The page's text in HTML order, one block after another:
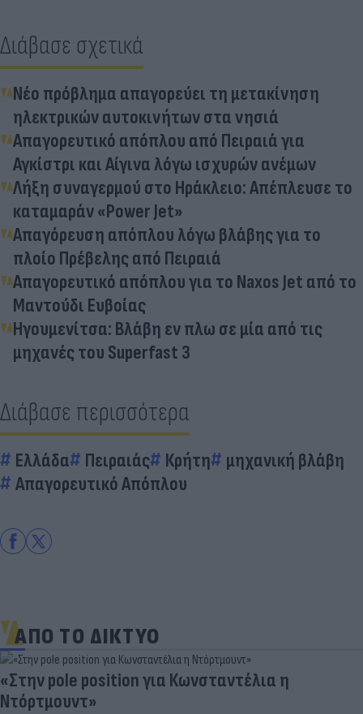
Διάβασε σχετικά
Νέο πρόβλημα απαγορεύει τη μετακίνηση
ηλεκτρικών αυτοκινήτων στα νησιά
Απαγορευτικό απόπλου από Πειραιά για
Αγκίστρι και Αίγινα λόγω ισχυρών ανέμων
Λήξη συναγερμού στο Ηράκλειο: Απέπλευσε το
καταμαράν «Power Jet»
Απαγόρευση απόπλου λόγω βλάβης για το
πλοίο Πρέβελης από Πειραιά
Απαγορευτικό απόπλου για το Naxos Jet από το
Μαντούδι Ευβοίας
Ηγουμενίτσα: Βλάβη εν πλω σε μία από τις
μηχανές του Superfast 3
Διάβασε περισσότερα
Ελλάδα Πειραιάς Κρήτη
μηχανική βλάβη
Απαγορευτικό Απόπλου
ΑΠΟ ΤΟ ΔΙΚΤΥΟ